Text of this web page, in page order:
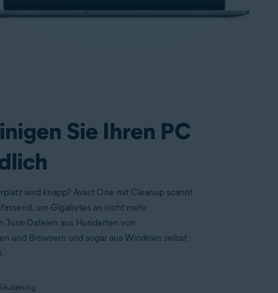
Sie Ihren PC
wird knapp? Avast One mit Cleanup scannt
um Gigabytes an nicht mehr
Junk-Dateien aus Hunderten von
und Browsern und sogar aus Windows selbst